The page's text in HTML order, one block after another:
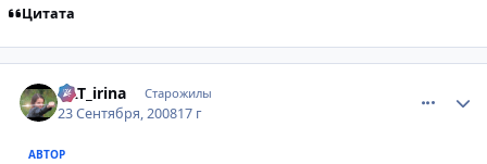
Цитата
KAT_irina Старожилы
23 Сентября, 200817 г
АВТОР